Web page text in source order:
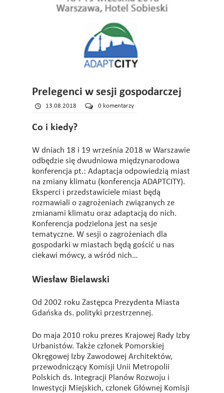
Prelegenci w sesji gospodarczej
13.08.2018 0 komentarzy
Co i kiedy?
W dniach 18 i 19 września 2018 w Warszawie
odbędzie się dwudniowa międzynarodowa
konferencja pt.: Adaptacja odpowiedzią miast
na zmiany klimatu (konferencja ADAPTCITY).
Eksperci i przedstawiciele miast będą
rozmawiali o zagrożeniach związanych ze
zmianami klimatu oraz adaptacją do nich.
Konferencja podzielona jest na sesje
tematyczne. W sesji o zagrożeniach dla
gospodarki w miastach będą gościć u nas
ciekawi mówcy, a wśród nich…
Wiesław Bielawski
Od 2002 roku Zastępca Prezydenta Miasta
Gdańska ds. polityki przestrzennej.
Do maja 2010 roku prezes Krajowej Rady Izby
Urbanistów. Także członek Pomorskiej
Okręgowej Izby Zawodowej Architektów,
przewodniczący Komisji Unii Metropolii
Polskich ds. Integracji Planów Rozwoju i
Inwestycji Miejskich, członek Głównej Komisji